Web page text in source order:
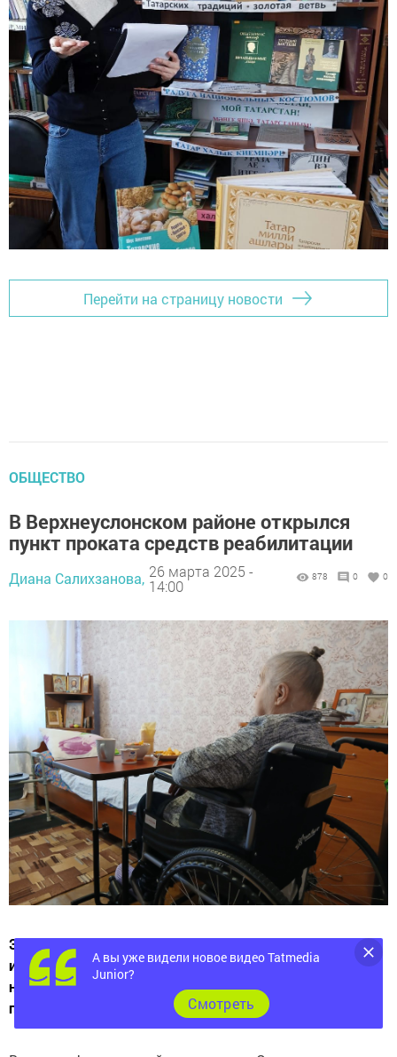
Перейти на страницу новости
ОБЩЕСТВО
В Верхнеуслонском районе открылся
пункт проката средств реабилитации
Диана Салихзанова, 26 марта 2025 -
14:00
878 0 0
Эта инициатива направлена на временное обеспечение
инвалидов и других маломобильных граждан
необходимыми устройствами для облегчения
повседневной жизни.
А вы уже видели новое видео Tatmedia
Junior?
Cмотреть